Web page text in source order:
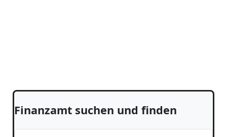
Finanzamt suchen und finden